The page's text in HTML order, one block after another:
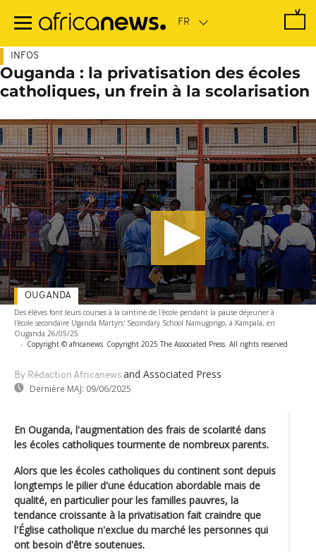
contenu
INFOS
Ouganda : la privatisation des écoles
catholiques, un frein à la scolarisation
Des élèves font leurs courses à la cantine de l'école pendant la pause déjeuner à
l'école secondaire Uganda Martyrs' Secondary School Namugongo, à Kampala, en
Ouganda 26/05/25
- Copyright © africanews Copyright 2025 The Associated Press. All rights reserved
By Rédaction Africanews and Associated Press
Dernière MAJ: 09/06/2025
OUGANDA
En Ouganda, l'augmentation des frais de scolarité dans
les écoles catholiques tourmente de nombreux parents.
Alors que les écoles catholiques du continent sont depuis
longtemps le pilier d'une éducation abordable mais de
qualité, en particulier pour les familles pauvres, la
tendance croissante à la privatisation fait craindre que
l'Église catholique n'exclue du marché les personnes qui
ont besoin d'être soutenues.